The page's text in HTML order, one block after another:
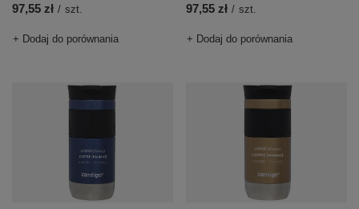
97,55 zł / szt.
+ Dodaj do porównania
97,55 zł / szt.
+ Dodaj do porównania